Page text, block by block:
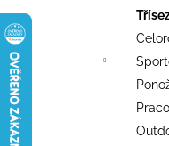
PRO-
TRIČKO